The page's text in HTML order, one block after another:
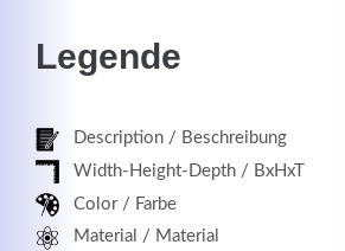
Legende
Description / Beschreibung
Width-Height-Depth / BxHxT
Color / Farbe
Material / Material